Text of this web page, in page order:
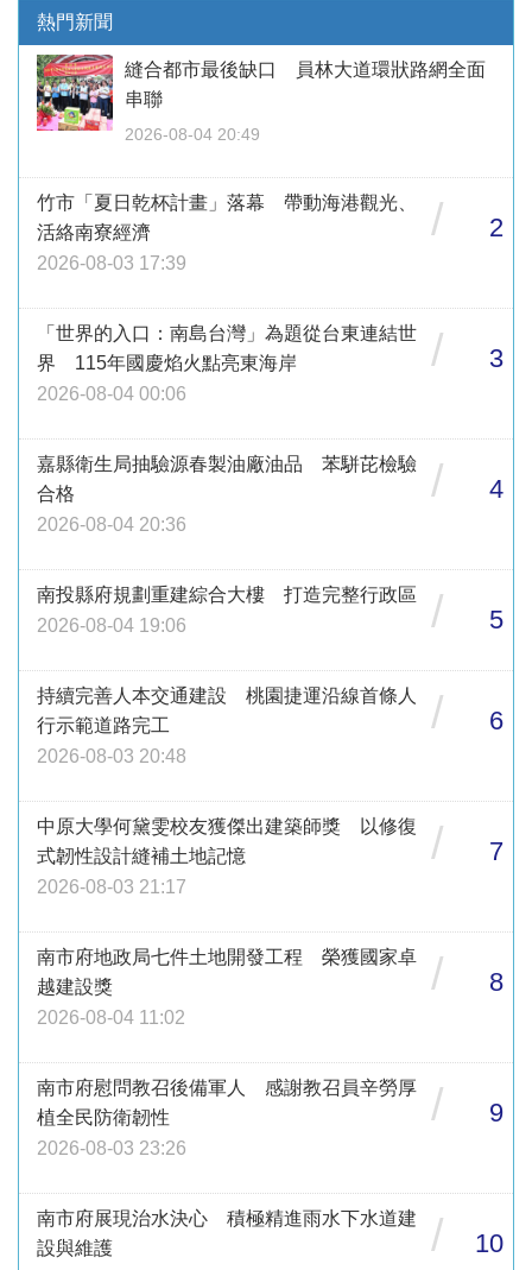
熱門新聞
縫合都市最後缺口 員林大道環狀路網全面
串聯
2026-08-04 20:49
竹市「夏日乾杯計畫」落幕 帶動海港觀光、
活絡南寮經濟
2026-08-03 17:39
/ 2
「世界的入口：南島台灣」為題從台東連結世
界 115年國慶焰火點亮東海岸
2026-08-04 00:06
/ 3
嘉縣衛生局抽驗源春製油廠油品 苯駢芘檢驗
合格
2026-08-04 20:36
/ 4
南投縣府規劃重建綜合大樓 打造完整行政區
2026-08-04 19:06
/ 5
持續完善人本交通建設 桃園捷運沿線首條人
行示範道路完工
2026-08-03 20:48
/ 6
中原大學何黛雯校友獲傑出建築師獎 以修復
式韌性設計縫補土地記憶
2026-08-03 21:17
/ 7
南市府地政局七件土地開發工程 榮獲國家卓
越建設獎
2026-08-04 11:02
/ 8
南市府慰問教召後備軍人 感謝教召員辛勞厚
植全民防衛韌性
2026-08-03 23:26
/ 9
南市府展現治水決心 積極精進雨水下水道建
設與維護
/ 10